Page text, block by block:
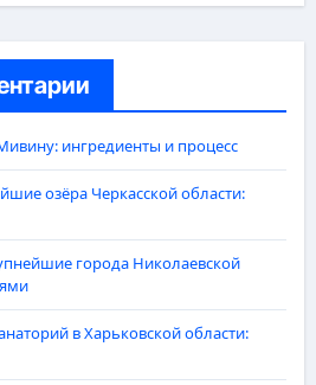
ингредиенты и процесс
озёра Черкасской области:
города Николаевской
в Харьковской области: